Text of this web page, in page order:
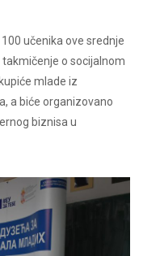
učenika ove srednje
o socijalnom
mlade iz
a biće organizovano
biznisa u